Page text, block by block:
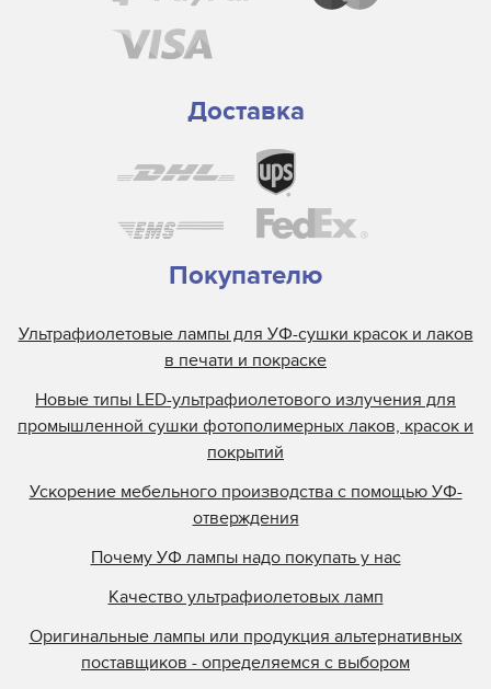
Доставка
Покупателю
Ультрафиолетовые лампы для УФ-сушки красок и лаков
в печати и покраске
Новые типы LED-ультрафиолетового излучения для
промышленной сушки фотополимерных лаков, красок и
покрытий
Ускорение мебельного производства с помощью УФ-
отверждения
Почему УФ лампы надо покупать у нас
Качество ультрафиолетовых ламп
Оригинальные лампы или продукция альтернативных
поставщиков - определяемся с выбором